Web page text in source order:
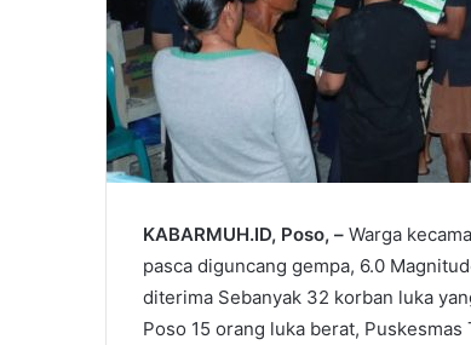
KABARMUH.ID, Poso, – Warga
pasca diguncang gempa, 6.0
diterima Sebanyak 32 korban luka
Poso 15 orang luka berat,